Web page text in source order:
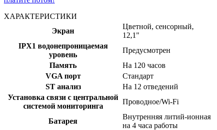
ХАРАКТЕРИСТИКИ
Экран
Цветной, сенсорный,
12,1"
IPX1 водонепроницаемая
уровень
Предусмотрен
Память
На 120 часов
VGA порт
Стандарт
ST анализ
На 12 отведений
Установка связи с центральной
системой мониторинга
Проводное/Wi-Fi
Батарея
Внутренняя литий-ионная
на 4 часа работы